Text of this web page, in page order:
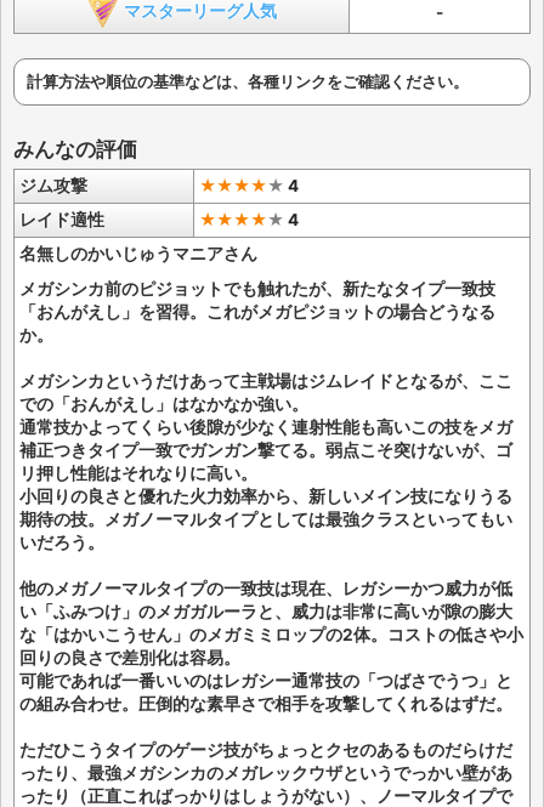
マスターリーグ人気 -
計算方法や順位の基準などは、各種リンクをご確認ください。
みんなの評価
ジム攻撃 ★★★★★ 4
レイド適性
★★★★★ 4
名無しのかいじゅうマニアさん
メガシンカ前のピジョットでも触れたが、新たなタイプ一致技
「おんがえし」を習得。これがメガピジョットの場合どうなる
か。
メガシンカというだけあって主戦場はジムレイドとなるが、ここ
での「おんがえし」はなかなか強い。
通常技かよってくらい後隙が少なく連射性能も高いこの技をメガ
補正つきタイプ一致でガンガン撃てる。弱点こそ突けないが、ゴ
リ押し性能はそれなりに高い。
小回りの良さと優れた火力効率から、新しいメイン技になりうる
期待の技。メガノーマルタイプとしては最強クラスといってもい
いだろう。
他のメガノーマルタイプの一致技は現在、レガシーかつ威力が低
い「ふみつけ」のメガガルーラと、威力は非常に高いが隙の膨大
な「はかいこうせん」のメガミミロップの2体。コストの低さや小
回りの良さで差別化は容易。
可能であれば一番いいのはレガシー通常技の「つばさでうつ」と
の組み合わせ。圧倒的な素早さで相手を攻撃してくれるはずだ。
ただひこうタイプのゲージ技がちょっとクセのあるものだらけだ
ったり、最強メガシンカのメガレックウザというでっかい壁があ
ったり（正直こればっかりはしょうがない）、ノーマルタイプで